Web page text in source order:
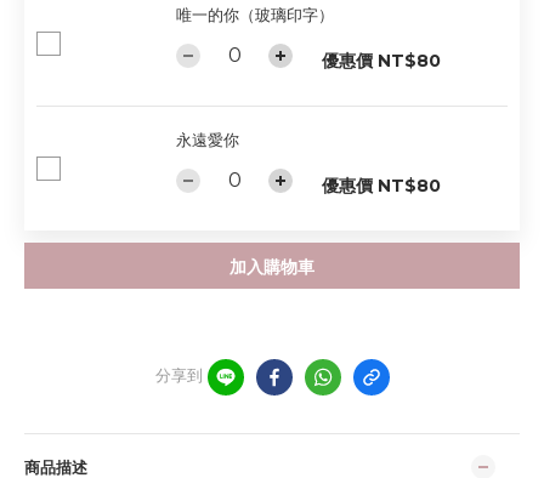
唯一的你（玻璃印字）
優惠價 NT$80
永遠愛你
優惠價 NT$80
加入購物車
分享到
商品描述